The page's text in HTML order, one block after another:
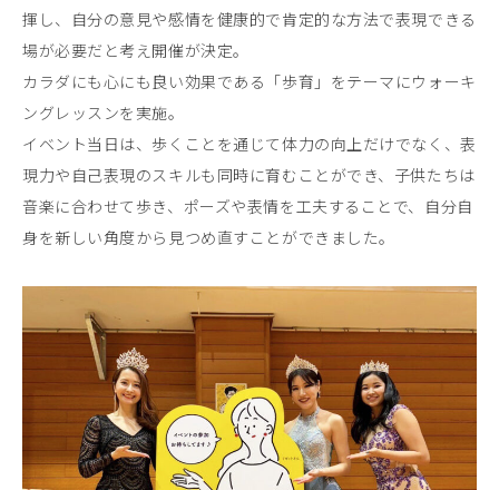
揮し、自分の意見や感情を健康的で肯定的な方法で表現できる
場が必要だと考え開催が決定。
カラダにも心にも良い効果である「歩育」をテーマにウォーキ
ングレッスンを実施。
イベント当日は、歩くことを通じて体力の向上だけでなく、表
現力や自己表現のスキルも同時に育むことができ、子供たちは
音楽に合わせて歩き、ポーズや表情を工夫することで、自分自
身を新しい角度から見つめ直すことができました。